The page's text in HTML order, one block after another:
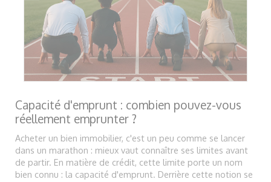
Capacité d'emprunt : combien pouvez-vous
réellement emprunter ?
Acheter un bien immobilier, c'est un peu comme se lancer
dans un marathon : mieux vaut connaître ses limites avant
de partir. En matière de crédit, cette limite porte un nom
bien connu : la capacité d'emprunt. Derrière cette notion se